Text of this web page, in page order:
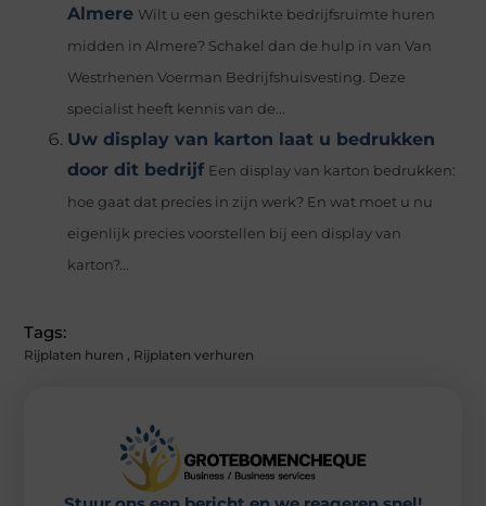
Almere Wilt u een geschikte bedrijfsruimte huren
midden in Almere? Schakel dan de hulp in van Van
Westrhenen Voerman Bedrijfshuisvesting. Deze
specialist heeft kennis van de...
Uw display van karton laat u bedrukken
door dit bedrijf Een display van karton bedrukken:
hoe gaat dat precies in zijn werk? En wat moet u nu
eigenlijk precies voorstellen bij een display van
karton?...
Tags:
Rijplaten huren , Rijplaten verhuren